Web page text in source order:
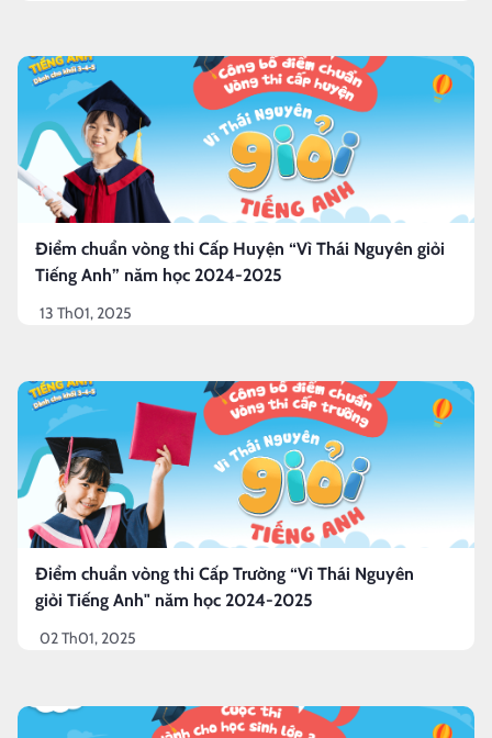
Điểm chuẩn vòng thi Cấp Huyện “Vì Thái Nguyên giỏi
Tiếng Anh” năm học 2024-2025
13 Th01, 2025
Điểm chuẩn vòng thi Cấp Trường “Vì Thái Nguyên
giỏi Tiếng Anh" năm học 2024-2025
02 Th01, 2025